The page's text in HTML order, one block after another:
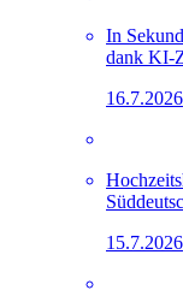
In
dank KI-
16.7.2026
15.7.2026